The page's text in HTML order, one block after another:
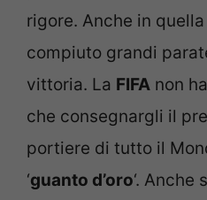
rigore. Anche in
compiuto grandi
vittoria. La FIFA non
che consegnargli il
portiere di tutto il
‘guanto d’oro‘. Anche